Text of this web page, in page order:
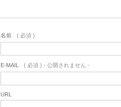
名前 ( 必須 )
E-MAIL ( 必須 ) - 公開されません -
URL